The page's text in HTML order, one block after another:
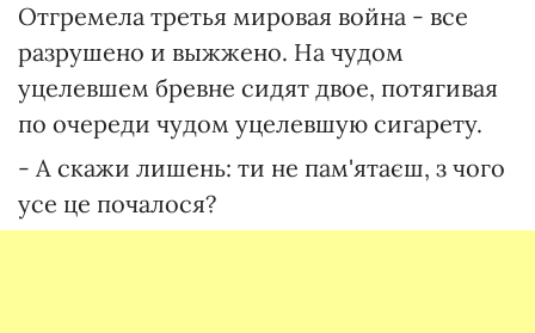
Отгремела третья мировая война - все
разрушено и выжжено. На чудом
уцелевшем бревне сидят двое, потягивая
по очереди чудом уцелевшую сигарету.
- А скажи лишень: ти не пам'ятаєш, з чого
усе це почалося?